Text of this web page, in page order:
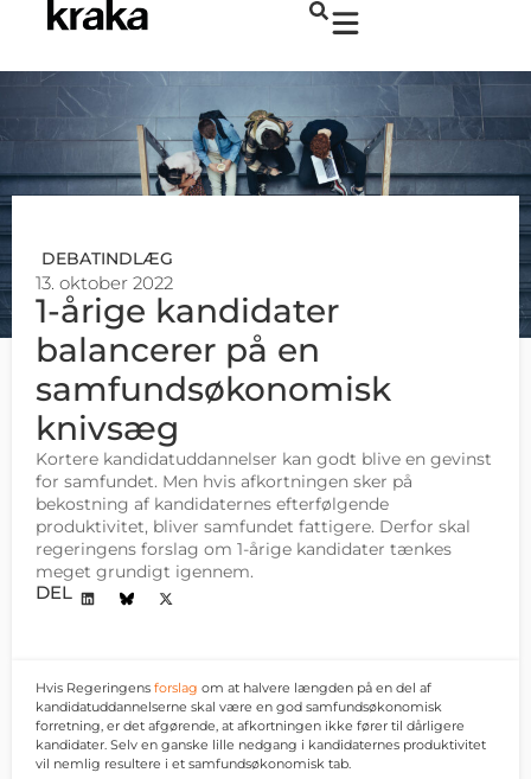
DEBATINDLÆG
13. oktober 2022
1-årige kandidater
balancerer på en
samfundsøkonomisk
knivsæg
Kortere kandidatuddannelser kan godt blive en gevinst
for samfundet. Men hvis afkortningen sker på
bekostning af kandidaternes efterfølgende
produktivitet, bliver samfundet fattigere. Derfor skal
regeringens forslag om 1-årige kandidater tænkes
meget grundigt igennem.
DEL
Hvis Regeringens forslag om at halvere længden på en del af
kandidatuddannelserne skal være en god samfundsøkonomisk
forretning, er det afgørende, at afkortningen ikke fører til dårligere
kandidater. Selv en ganske lille nedgang i kandidaternes produktivitet
vil nemlig resultere i et samfundsøkonomisk tab.